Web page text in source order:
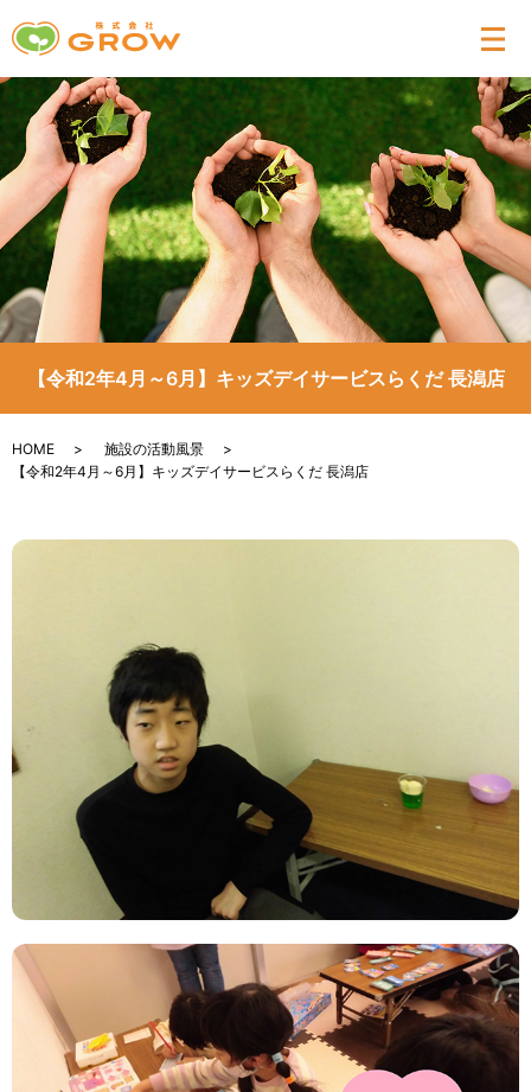
メ
【令和2年4月～6月】キッズデイサービスらくだ 長潟店
HOME
施設の活動風景
【令和2年4月～6月】キッズデイサービスらくだ 長潟店